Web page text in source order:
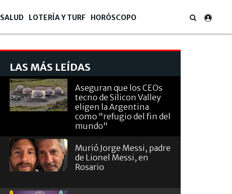
SALUD LOTERÍA Y TURF HORÓSCOPO
LAS MÁS LEÍDAS
Aseguran que los CEOs
tecno de Silicon Valley
eligen la Argentina
como "refugio del fin del
mundo"
Murió Jorge Messi, padre
de Lionel Messi, en
Rosario